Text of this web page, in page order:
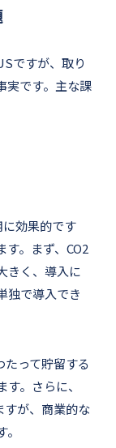
ですが、取り
実です。主な課
に効果的です
。まず、CO2
きく、導入に
独で導入でき
たって貯留する
。さらに、
すが、商業的な